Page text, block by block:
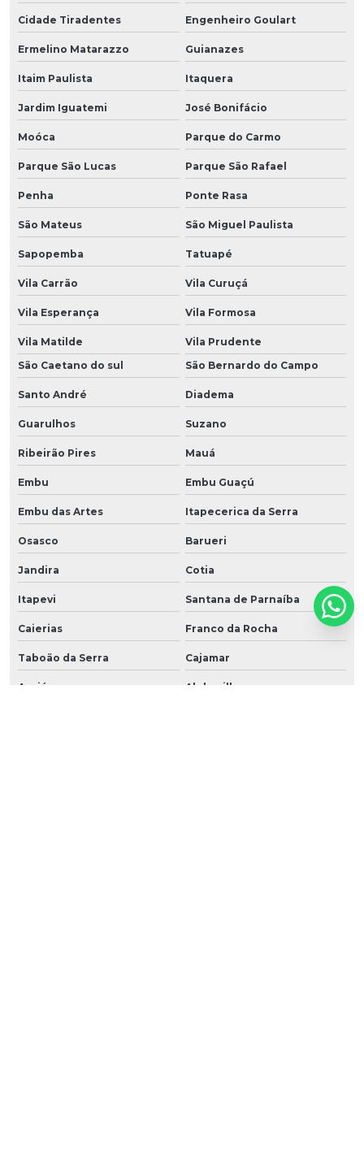
Cidade Tiradentes Engenheiro Goulart
Ermelino Matarazzo Guianazes
Itaim Paulista Itaquera
Jardim Iguatemi José Bonifácio
Moóca Parque do Carmo
Parque São Lucas Parque São Rafael
Penha Ponte Rasa
São Mateus São Miguel Paulista
Sapopemba Tatuapé
Vila Carrão Vila Curuçá
Vila Esperança Vila Formosa
Vila Matilde
Vila Prudente
São Caetano do sul
São Bernardo do Campo
Santo André Diadema
Guarulhos Suzano
Ribeirão Pires Mauá
Embu Embu Guaçú
Embu das Artes Itapecerica da Serra
Osasco Barueri
Jandira Cotia
Itapevi Santana de Parnaíba
Caierias Franco da Rocha
Taboão da Serra Cajamar
Arujá Alphaville